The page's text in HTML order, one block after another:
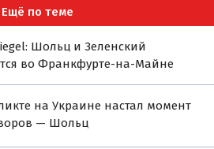
Ещё по теме
Шольц и Зеленский
во Франкфурте-на-Майне
на Украине настал момент
— Шольц